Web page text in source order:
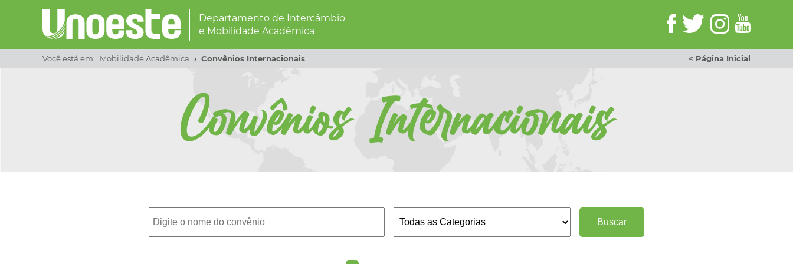
Departamento de Intercâmbio
e Mobilidade Acadêmica
Você está em: Mobilidade Acadêmica Convênios Internacionais < Página Inicial
Convênios Internacionais
Buscar